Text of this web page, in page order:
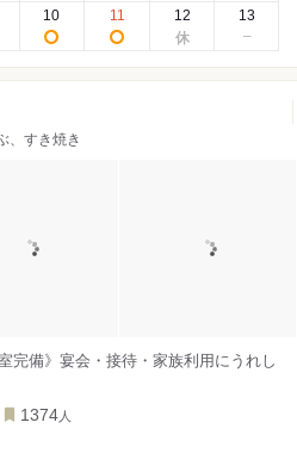
10 11 12 13
、すき焼き
完備》宴会・接待・家族利用にうれし
1374 人